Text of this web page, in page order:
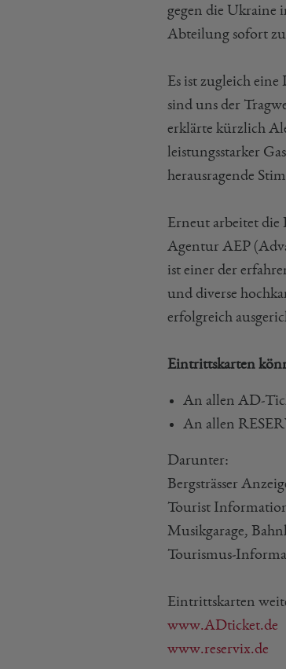
gegen die Ukraine
Abteilung sofort
Es ist zugleich
sind uns der
erklärte kürzlich
leistungsstarker
herausragende
Erneut arbeitet
Agentur AEP
ist einer der
und diverse
erfolgreich
Eintrittskarten
An allen AD-
An allen
Darunter:
Bergsträsser
Tourist
Musikgarage,
Tourismus-
Eintrittskarten
www.ADticket.de
www.reservix.de